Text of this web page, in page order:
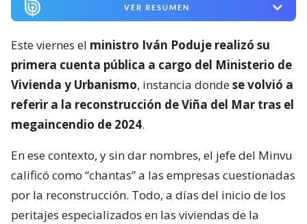
VER RESUMEN
Este viernes el ministro Iván Poduje realizó su
primera cuenta pública a cargo del Ministerio de
Vivienda y Urbanismo, instancia dondese volvió a
referir a la reconstrucción de Viña del Mar tras el
megaincendio de 2024.
En ese contexto, y sin dar nombres, el jefe del Minvu
calificó como “chantas” a las empresas cuestionadas
por la reconstrucción. Todo, a días del inicio de los
peritajes especializados en las viviendas de la